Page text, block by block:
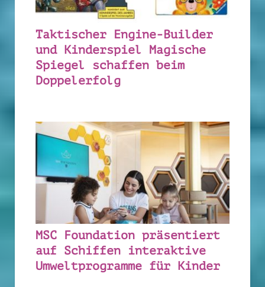
Taktischer Engine-Builder
und Kinderspiel Magische
Spiegel schaffen beim
Doppelerfolg
MSC Foundation präsentiert
auf Schiffen interaktive
Umweltprogramme für Kinder